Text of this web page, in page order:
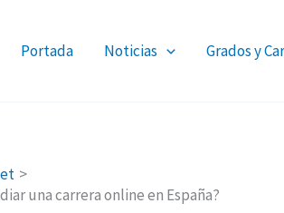
Portada Noticias Grados y
una carrera online en España?